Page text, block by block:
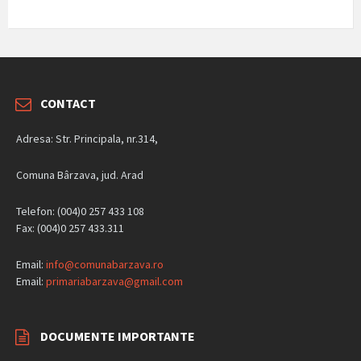
CONTACT
Adresa: Str. Principala, nr.314,
Comuna Bârzava, jud. Arad
Telefon: (004)0 257 433 108
Fax: (004)0 257 433.311
Email: info@comunabarzava.ro
Email: primariabarzava@gmail.com
DOCUMENTE IMPORTANTE